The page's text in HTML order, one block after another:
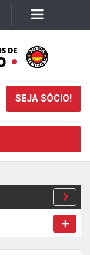
SEJA SÓCIO!